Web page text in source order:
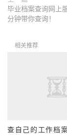
毕业档案查询网上
分钟带你查询！
相关推荐
查自己的工作档